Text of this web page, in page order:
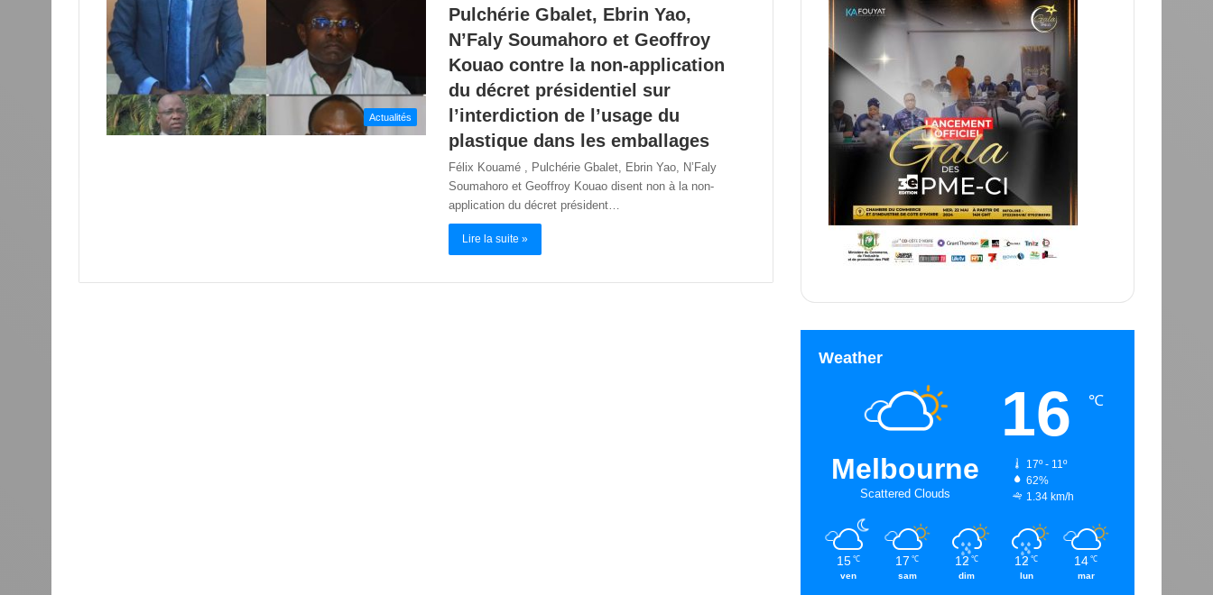
Actualités
Pulchérie Gbalet, Ebrin Yao,
N’Faly Soumahoro et Geoffroy
Kouao contre la non-application
du décret présidentiel sur
l’interdiction de l’usage du
plastique dans les emballages
Félix Kouamé , Pulchérie Gbalet, Ebrin Yao, N’Faly
Soumahoro et Geoffroy Kouao disent non à la non-
application du décret président…
Lire la suite »
Weather
Melbourne
Scattered Clouds
16 ℃
17º - 11º
62%
1.34 km/h
15 ℃
ven
17 ℃
sam
12 ℃
dim
12 ℃
lun
14 ℃
mar